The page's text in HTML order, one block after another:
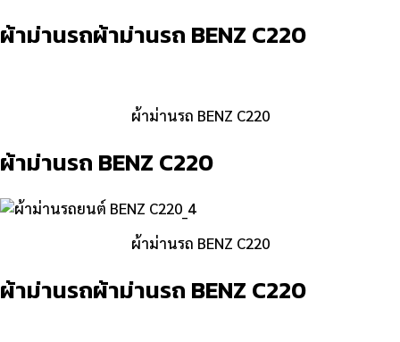
ผ้าม่านรถผ้าม่านรถ BENZ C220
ผ้าม่านรถ BENZ C220
ผ้าม่านรถ BENZ C220
ผ้าม่านรถ BENZ C220
ผ้าม่านรถผ้าม่านรถ BENZ C220